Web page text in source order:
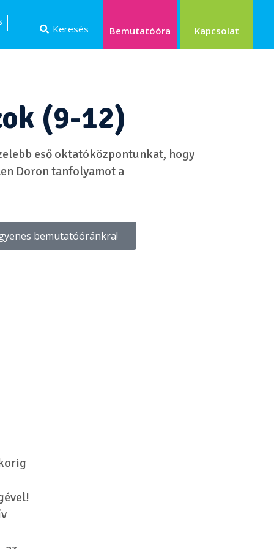
Keresés Bemutatóóra Kapcsolat
(9-12)
eső oktatóközpontunkat, hogy
Doron tanfolyamot a
bemutatóóránkra!